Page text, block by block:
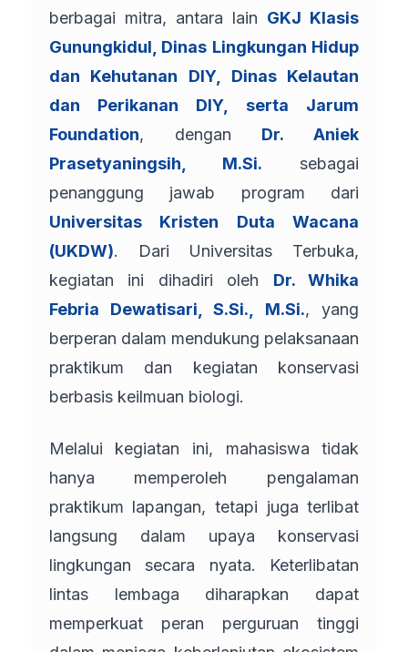
berbagai mitra, antara lain GKJ Klasis
Gunungkidul, Dinas Lingkungan Hidup
dan Kehutanan DIY, Dinas Kelautan
dan Perikanan DIY, serta Jarum
Foundation, dengan Dr. Aniek
Prasetyaningsih, M.Si. sebagai
penanggung jawab program dari
Universitas Kristen Duta Wacana
(UKDW). Dari Universitas Terbuka,
kegiatan ini dihadiri oleh Dr. Whika
Febria Dewatisari, S.Si., M.Si., yang
berperan dalam mendukung pelaksanaan
praktikum dan kegiatan konservasi
berbasis keilmuan biologi.
Melalui kegiatan ini, mahasiswa tidak
hanya memperoleh pengalaman
praktikum lapangan, tetapi juga terlibat
langsung dalam upaya konservasi
lingkungan secara nyata. Keterlibatan
lintas lembaga diharapkan dapat
memperkuat peran perguruan tinggi